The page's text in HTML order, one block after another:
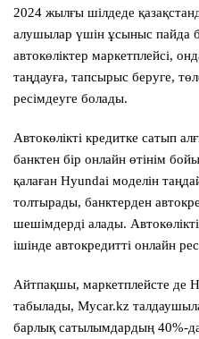
2024 жылғы шілдеде
алушылар үшін ұсыныс пайда
автокөліктер маркетплейсі,
таңдауға, тапсырыс беруге,
ресімдеуге болады.
Автокөлікті кредитке сатып
банктен бір онлайн өтінім
қалаған Hyundai моделін
толтырады, банктерден
шешімдерді алады.
ішінде автокредитті онлайн
Айтпақшы, маркетплейсте де
табылады, Mycar.kz
барлық сатылымдардың 40%-